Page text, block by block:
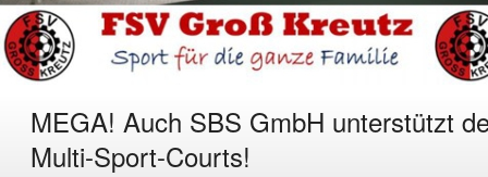
MEGA! Auch SBS GmbH unterstützt
Multi-Sport-Courts!